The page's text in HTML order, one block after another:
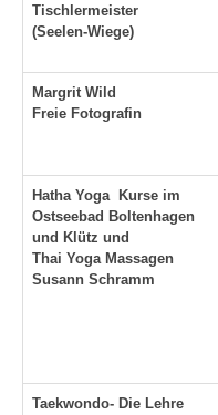
Tischlermeister
(Seelen-Wiege)
Margrit Wild
Freie Fotografin
Hatha Yoga Kurse im
Ostseebad Boltenhagen
und Klütz und
Thai Yoga Massagen
Susann Schramm
Taekwondo- Die Lehre